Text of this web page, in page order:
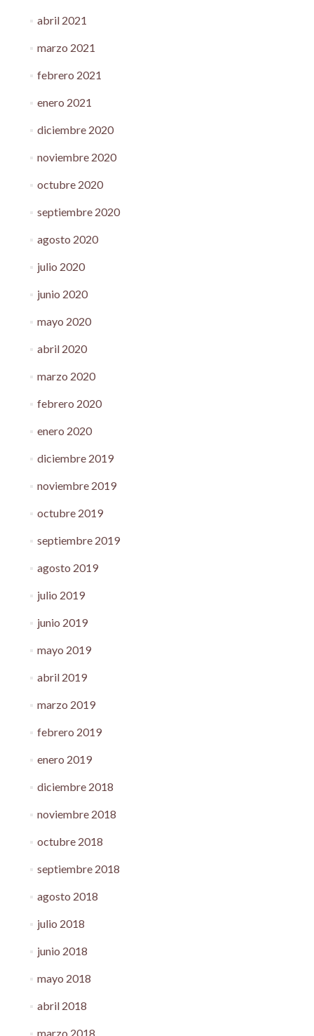
abril 2021
marzo 2021
febrero 2021
enero 2021
diciembre 2020
noviembre 2020
octubre 2020
septiembre 2020
agosto 2020
julio 2020
junio 2020
mayo 2020
abril 2020
marzo 2020
febrero 2020
enero 2020
diciembre 2019
noviembre 2019
octubre 2019
septiembre 2019
agosto 2019
julio 2019
junio 2019
mayo 2019
abril 2019
marzo 2019
febrero 2019
enero 2019
diciembre 2018
noviembre 2018
octubre 2018
septiembre 2018
agosto 2018
julio 2018
junio 2018
mayo 2018
abril 2018
marzo 2018